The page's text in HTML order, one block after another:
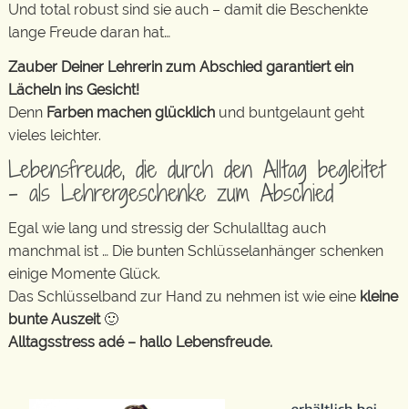
Und total robust sind sie auch – damit die Beschenkte
lange Freude daran hat…
Zauber Deiner Lehrerin zum Abschied garantiert ein
Lächeln ins Gesicht!
Denn Farben machen glücklich und buntgelaunt geht
vieles leichter.
Lebensfreude, die durch den Alltag begleitet
– als Lehrergeschenke zum Abschied
Egal wie lang und stressig der Schulalltag auch
manchmal ist … Die bunten Schlüsselanhänger schenken
einige Momente Glück.
Das Schlüsselband zur Hand zu nehmen ist wie eine kleine
bunte Auszeit🙂
Alltagsstress adé – hallo Lebensfreude.